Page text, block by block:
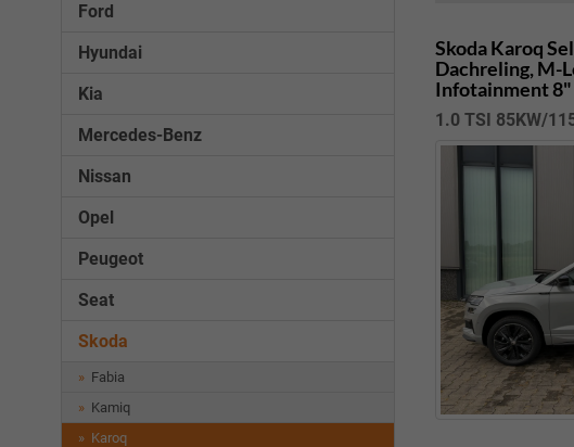
Skoda Karoq
Dachreling, M-
Infotainment
1.0 TSI 85KW/
Ford
Hyundai
Kia
Mercedes-Benz
Nissan
Opel
Peugeot
Seat
Skoda
Fabia
Kamiq
Karoq